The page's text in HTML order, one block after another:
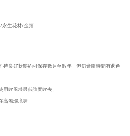
永生花材/金箔
持良好狀態約可保存數月至數年，但仍會隨時間有退色
吹風機最低強度吹去。
高溫環境喔